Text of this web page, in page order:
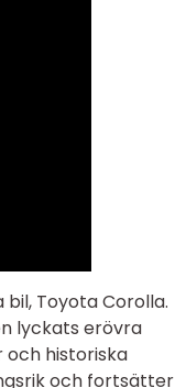
Toyota Corolla.
lyckats erövra
och historiska
och fortsätter